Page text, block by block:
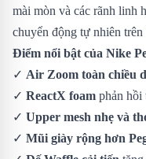
mài mòn và các rãnh linh
chuyển động tự nhiên trên
Điểm nổi bật của Nike
✓ Air Zoom toàn chiều
✓ ReactX foam phản hồi
✓ Upper mesh nhẹ và
✓ Mũi giày rộng hơn